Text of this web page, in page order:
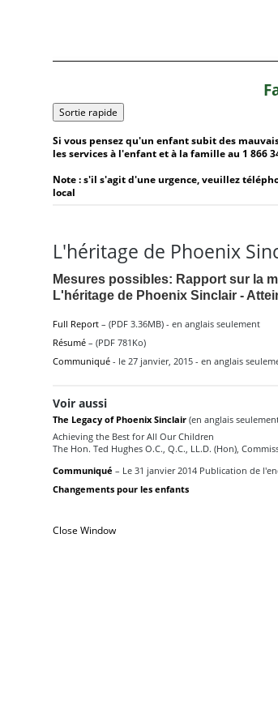
Sortie rapide
Si vous pensez qu'un enfant subit des
les services à l'enfant et à la famille au 1 866
Note : s'il s'agit d'une urgence, veuillez
local
L'héritage de Phoenix
Mesures possibles: Rapport sur la
L'héritage de Phoenix Sinclair -
Full Report– (PDF 3.36MB) - en anglais seulement
Résumé– (PDF 781Ko)
Communiqué- le 27 janvier, 2015 - en anglais
Voir aussi
The Legacy of Phoenix Sinclair (en anglais
Achieving the Best for All Our Children
The Hon. Ted Hughes O.C., Q.C., LL.D. (Hon),
Communiqué – Le 31 janvier 2014 Publication de
Changements pour les enfants
Close Window